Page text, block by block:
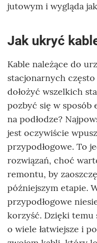
jutowym i wygląda
Jak ukryć
Kable należące do
stacjonarnych często
dołożyć wszelkich
pozbyć się w sposób
na podłodze?
jest oczywiście
przypodłogowe. To
rozwiązań, choć
remontu, by
późniejszym etapie.
przypodłogowe
korzyść. Dzięki
o wiele łatwiejsze i